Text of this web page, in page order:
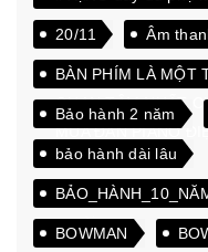
20/11 Âm
BÀN PHÍM LÀ MỘT
QUAN TÂM NHẤT
MUA ĐÀN PIANO
Bảo hành 2 năm
bảo hành dài lâu
ngoài
BOWMAN